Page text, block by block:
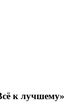
к лучшему»